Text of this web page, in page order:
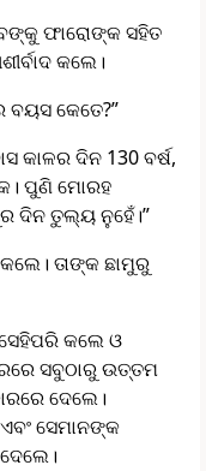
ଫାରୋଙ୍କ ସହିତ
କଲେ।
କେତେ?”
କାଳର ଦିନ 130 ବର୍ଷ,
ପୁଣି ମୋରହ
ଦିନ ତୁଲ୍ୟ ନୁହେଁ।”
ତାଙ୍କ ଛାମୁରୁ
କଲେ ଓ
ସବୁଠାରୁ ଉତ୍ତମ
ଦେଲେ।
ସେମାନଙ୍କ